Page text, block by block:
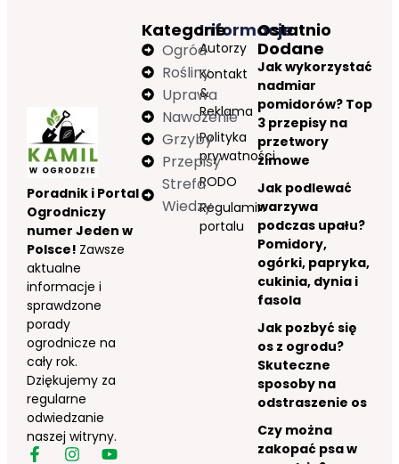
Poradnik i Portal
Ogrodniczy
numer Jeden w
Polsce! Zawsze
aktualne
informacje i
sprawdzone
porady
ogrodnicze na
cały rok.
Dziękujemy za
regularne
odwiedzanie
naszej witryny.
Informacje
Autorzy
Kontakt
&
Reklama
Polityka
prywatności
RODO
Regulamin
portalu
Kategorie
Ogród
Rośliny
Uprawa
Nawożenie
Grzyby
Przepisy
Strefa
Wiedzy
Ostatnio
Dodane
Jak wykorzystać
nadmiar
pomidorów? Top
3 przepisy na
przetwory
zimowe
Jak podlewać
warzywa
podczas upału?
Pomidory,
ogórki, papryka,
cukinia, dynia i
fasola
Jak pozbyć się
os z ogrodu?
Skuteczne
sposoby na
odstraszenie os
Czy można
zakopać psa w